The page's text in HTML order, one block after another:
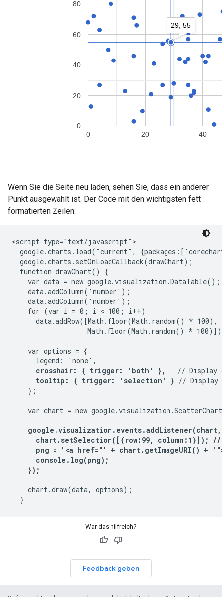
Wenn Sie die Seite neu laden, sehen Sie, dass ein anderer
Punkt ausgewählt ist. Der Code mit den wichtigsten fett
formatierten Zeilen:
<script type="text/javascript">
google.charts.load("current",
  google.charts.setOnLoadCallback(drawChart);
  function drawChart() {
    var data = new google.visualization.DataTable();
    data.addColumn('number');
    data.addColumn('number');
    for (var i = 0; i < 100; i++)
      data.addRow([Math.floor(Math.random() * 100),
Math.floor(Math.random() *
    var options = {
      legend: 'none',
crosshair: { trigger: 'both' },
// Display
tooltip: { trigger: 'selection' } // Display
    };
var chart = new
chart.setSelection([{row:99, column:1}]);
png = '<a href="' + chart.getImageURI() +
      console.log(png);
    });
    chart.draw(data, options);
War das hilfreich?
Feedback geben